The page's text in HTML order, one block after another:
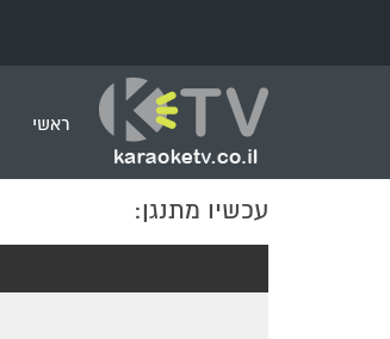
ראשי
עכשיו מתנגן: